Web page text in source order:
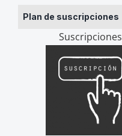
Plan de suscripciones
Suscripciones